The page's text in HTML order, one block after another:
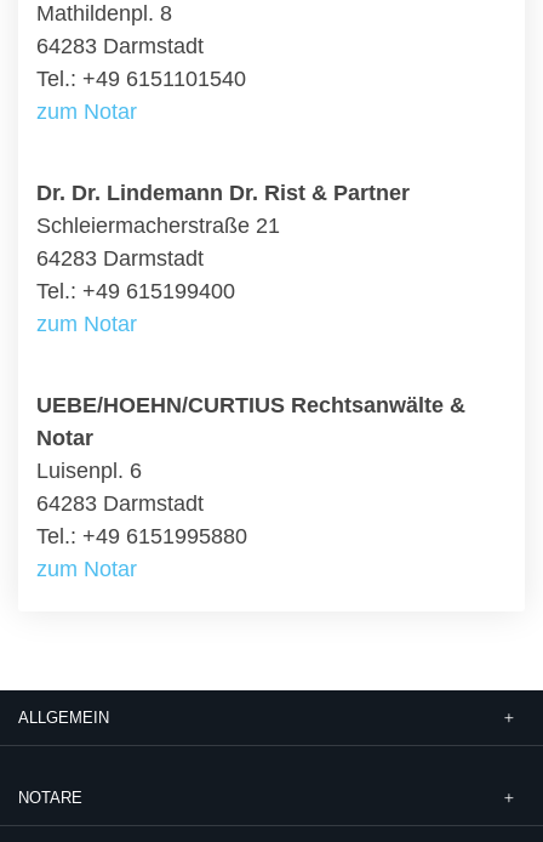
Mathildenpl. 8
64283 Darmstadt
Tel.: +49 6151101540
zum Notar
Dr. Dr. Lindemann Dr. Rist & Partner
Schleiermacherstraße 21
64283 Darmstadt
Tel.: +49 615199400
zum Notar
UEBE/HOEHN/CURTIUS Rechtsanwälte &
Notar
Luisenpl. 6
64283 Darmstadt
Tel.: +49 6151995880
zum Notar
ALLGEMEIN
NOTARE